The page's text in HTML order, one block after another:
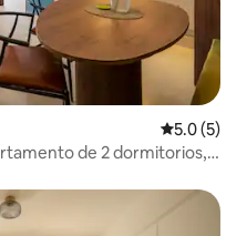
5.0 (5)
de 2 dormitorios,